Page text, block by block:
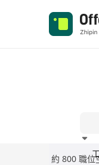
約 800 職位